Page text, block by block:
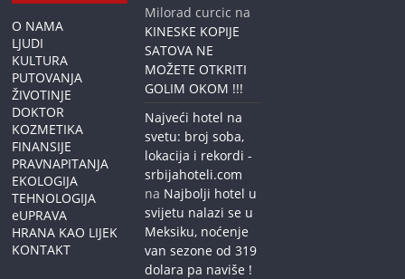
O NAMA
LJUDI
KULTURA
PUTOVANJA
ŽIVOTINJE
DOKTOR
KOZMETIKA
FINANSIJE
PRAVNAPITANJA
EKOLOGIJA
TEHNOLOGIJA
eUPRAVA
HRANA KAO LIJEK
KONTAKT
Milorad curcic na
KINESKE KOPIJE
SATOVA NE
MOŽETE OTKRITI
GOLIM OKOM !!!
Najveći hotel na
svetu: broj soba,
lokacija i rekordi -
srbijahoteli.com
na Najbolji hotel u
svijetu nalazi se u
Meksiku, noćenje
van sezone od 319
dolara pa naviše !